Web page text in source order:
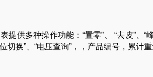
提供多种操作功能：“置零”、 “去皮”、“
切换”、“电压查询”，，产品编号，累计